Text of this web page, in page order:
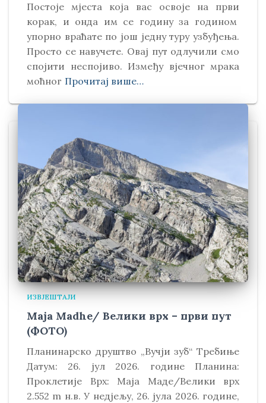
Постоје мјеста која вас освоје на први
корак, и онда им се годину за годином
упорно враћате по још једну туру узбуђења.
Просто се навучете. Овај пут одлучили смо
спојити неспојиво. Између вјечног мрака
моћног Прочитај више…
ИЗВЈЕШТАЈИ
Maja Madhe/ Велики врх – први пут
(ФОТО)
Планинарско друштво „Вучји зуб“ Требиње
Датум: 26. јул 2026. године Планина:
Проклетије Врх: Маја Маде/Велики врх
2.552 m н.в. У недјељу, 26. јула 2026. године,